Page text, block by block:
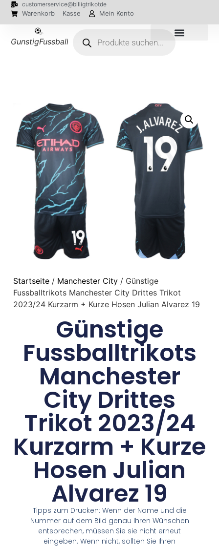
customerservice@billigtrikotde
Warenkorb Kasse Mein Konto
GunstigFussballTrikot
Startseite/ Manchester City/ Günstige
Fussballtrikots Manchester City Drittes Trikot
2023/24 Kurzarm + Kurze Hosen Julian Alvarez 19
Günstige
Fussballtrikots
Manchester
City Drittes
Trikot 2023/24
Kurzarm + Kurze
Hosen Julian
Alvarez 19
Tipps zum Drucken: Wenn der Name und die
Nummer auf dem Bild genau Ihren Wünschen
entsprechen, müssen Sie sie nicht erneut
eingeben. Wenn nicht, sollten Sie Ihren